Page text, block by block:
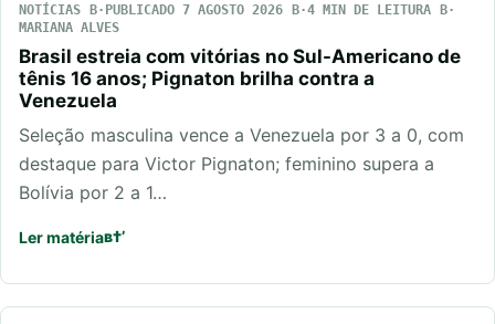
NOTÍCIAS PUBLICADO 7 AGOSTO 2026
4 MIN DE LEITURA
MARIANA ALVES
Brasil estreia com vitórias no Sul-Americano de
tênis 16 anos; Pignaton brilha contra a
Venezuela
Seleção masculina vence a Venezuela por 3 a 0, com
destaque para Victor Pignaton; feminino supera a
Bolívia por 2 a 1…
Ler matéria